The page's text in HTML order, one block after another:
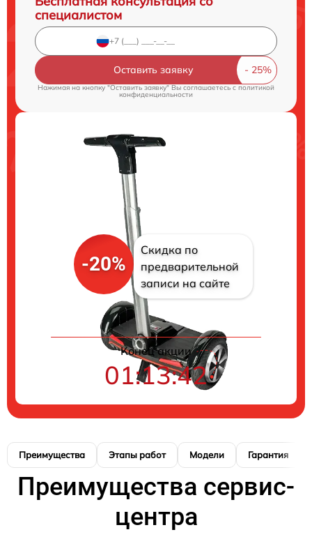
специалистом
Оставить заявку
Нажимая на кнопку "Оставить заявку" Вы соглашаетесь cполитикой
конфиденциальности
-20%
Скидка по
предварительной
записи на сайте
Конец акции
01:13:42
Преимущества Этапы работ Модели Гарантия
Преимущества сервис-
центра